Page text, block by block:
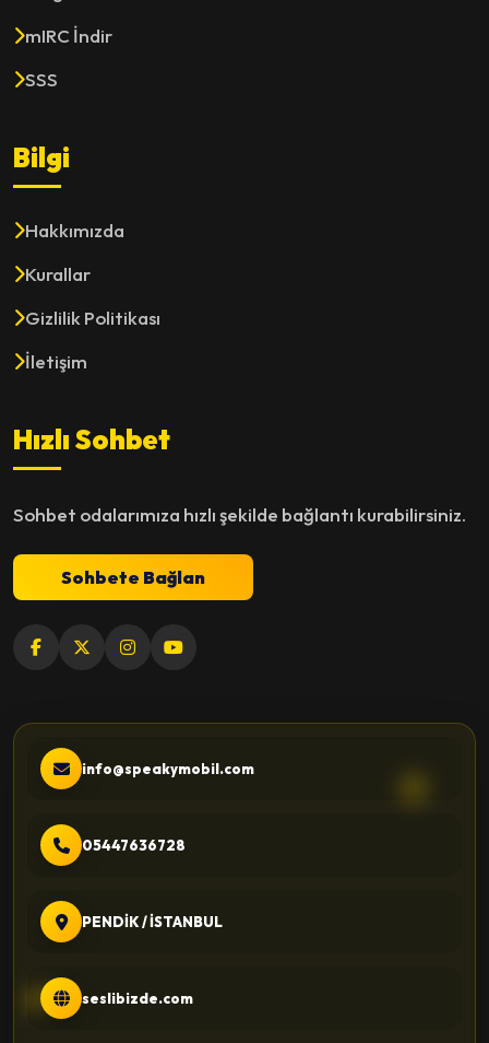
mIRC İndir
SSS
Bilgi
Hakkımızda
Kurallar
Gizlilik Politikası
İletişim
Hızlı Sohbet
Sohbet odalarımıza hızlı şekilde bağlantı kurabilirsiniz.
Sohbete Bağlan
info@speakymobil.com
05447636728
PENDİK / İSTANBUL
seslibizde.com